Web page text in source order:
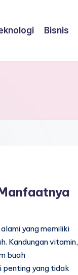
Bisnis
yang memiliki
Kandungan vitamin,
buah
penting yang tidak